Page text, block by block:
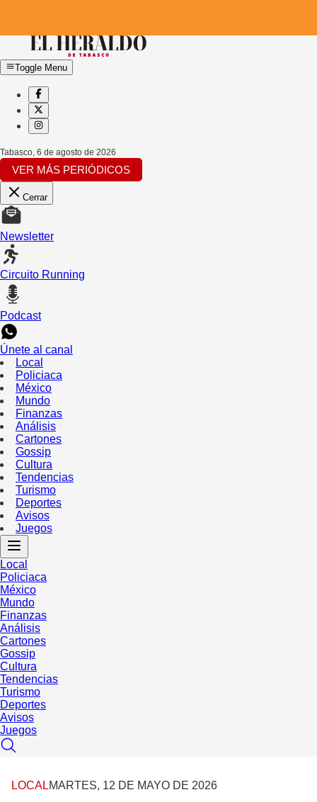
Toggle Menu
Tabasco, 6 de agosto de 2026
VER MÁS PERIÓDICOS
Cerrar
Newsletter
Circuito Running
Podcast
Únete al canal
Local
Policiaca
México
Mundo
Finanzas
Análisis
Cartones
Gossip
Cultura
Tendencias
Turismo
Deportes
Avisos
Juegos
Local
Policiaca
México
Mundo
Finanzas
Análisis
Cartones
Gossip
Cultura
Tendencias
Turismo
Deportes
Avisos
Juegos
LOCALMARTES, 12 DE MAYO DE 2026